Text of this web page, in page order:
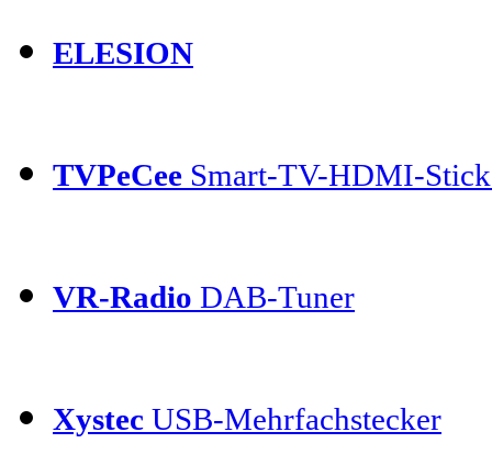
ELESION
TVPeCee Smart-TV-HDMI-
VR-Radio DAB-Tuner
Xystec USB-Mehrfachstecker